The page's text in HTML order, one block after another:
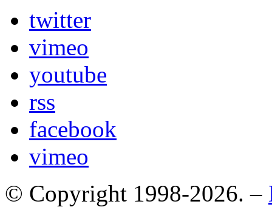
twitter
vimeo
youtube
rss
facebook
vimeo
© Copyright 1998-2026. –